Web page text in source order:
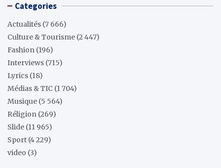
Categories
Actualités (7 666)
Culture & Tourisme (2 447)
Fashion (196)
Interviews (715)
Lyrics (18)
Médias & TIC (1 704)
Musique (5 564)
Réligion (269)
Slide (11 965)
Sport (4 229)
video (3)